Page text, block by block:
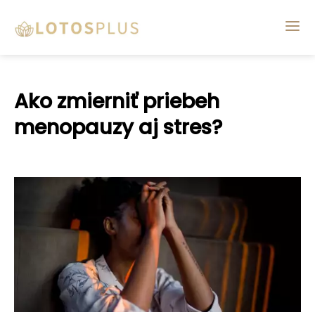
Ako zmierniť priebeh
menopauzy aj stres?